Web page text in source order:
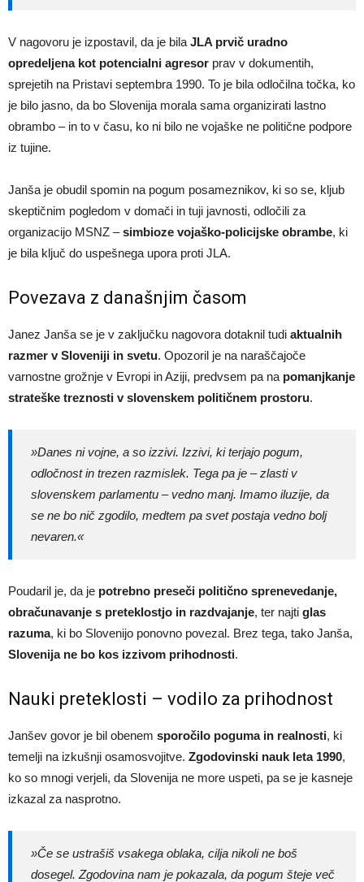
V nagovoru je izpostavil, da je bila JLA prvič uradno
opredeljena kot potencialni agresor prav v dokumentih,
sprejetih na Pristavi septembra 1990. To je bila odločilna točka, ko
je bilo jasno, da bo Slovenija morala sama organizirati lastno
obrambo – in to v času, ko ni bilo ne vojaške ne politične podpore
iz tujine.
Janša je obudil spomin na pogum posameznikov, ki so se, kljub
skeptičnim pogledom v domači in tuji javnosti, odločili za
organizacijo MSNZ –simbioze vojaško-policijske obrambe, ki
je bila ključ do uspešnega upora proti JLA.
Povezava z današnjim časom
Janez Janša se je v zaključku nagovora dotaknil tudi aktualnih
razmer v Sloveniji in svetu. Opozoril je na naraščajoče
varnostne grožnje v Evropi in Aziji, predvsem pa na pomanjkanje
strateške treznosti v slovenskem političnem prostoru.
»Danes ni vojne, a so izzivi. Izzivi, ki terjajo pogum,
odločnost in trezen razmislek. Tega pa je – zlasti v
slovenskem parlamentu – vedno manj. Imamo iluzije, da
se ne bo nič zgodilo, medtem pa svet postaja vedno bolj
nevaren.«
Poudaril je, da je potrebno preseči politično sprenevedanje,
obračunavanje s preteklostjo in razdvajanje, ter najti glas
razuma, ki bo Slovenijo ponovno povezal. Brez tega, tako Janša,
Slovenija ne bo kos izzivom prihodnosti.
Nauki preteklosti – vodilo za prihodnost
Janšev govor je bil obenem sporočilo poguma in realnosti, ki
temelji na izkušnji osamosvojitve. Zgodovinski nauk leta 1990,
ko so mnogi verjeli, da Slovenija ne more uspeti, pa se je kasneje
izkazal za nasprotno.
»Če se ustrašiš vsakega oblaka, cilja nikoli ne boš
dosegel. Zgodovina nam je pokazala, da pogum šteje več